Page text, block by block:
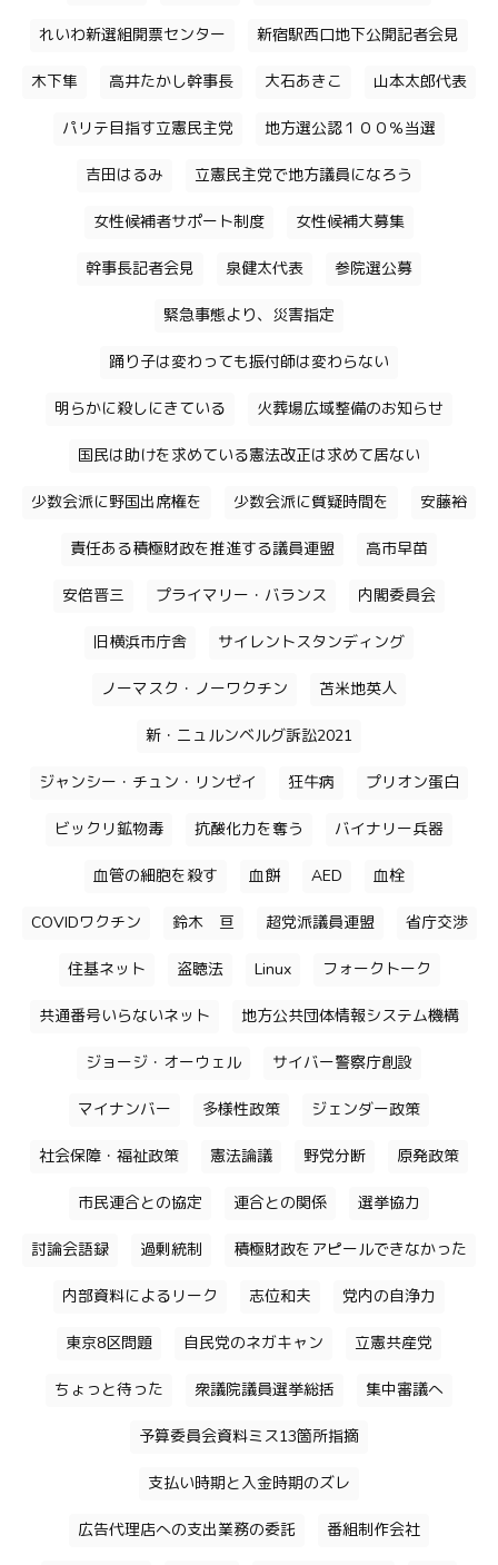
れいわ新選組開票センター 新宿駅西口地下公開記者会見
木下隼 高井たかし幹事長 大石あきこ 山本太郎代表
パリテ目指す立憲民主党 地方選公認１００％当選
吉田はるみ 立憲民主党で地方議員になろう
女性候補者サポート制度 女性候補大募集
幹事長記者会見 泉健太代表 参院選公募
緊急事態より、災害指定
踊り子は変わっても振付師は変わらない
明らかに殺しにきている 火葬場広域整備のお知らせ
国民は助けを求めている憲法改正は求めて居ない
少数会派に野国出席権を 少数会派に質疑時間を 安藤裕
責任ある積極財政を推進する議員連盟 高市早苗
安倍晋三 プライマリー・バランス 内閣委員会
旧横浜市庁舎 サイレントスタンディング
ノーマスク・ノーワクチン 苫米地英人
新・ニュルンベルグ訴訟2021
ジャンシー・チュン・リンゼイ 狂牛病 プリオン蛋白
ビックリ鉱物毒 抗酸化力を奪う バイナリー兵器
血管の細胞を殺す 血餅 AED 血栓
COVIDワクチン 鈴木 亘 超党派議員連盟 省庁交渉
住基ネット 盗聴法 Linux フォークトーク
共通番号いらないネット 地方公共団体情報システム機構
ジョージ・オーウェル サイバー警察庁創設
マイナンバー 多様性政策 ジェンダー政策
社会保障・福祉政策 憲法論議 野党分断 原発政策
市民連合との協定 連合との関係 選挙協力
討論会語録 過剰統制 積極財政をアピールできなかった
内部資料によるリーク 志位和夫 党内の自浄力
東京8区問題 自民党のネガキャン 立憲共産党
ちょっと待った 衆議院議員選挙総括 集中審議へ
予算委員会資料ミス13箇所指摘
支払い時期と入金時期のズレ
広告代理店への支出業務の委託 番組制作会社